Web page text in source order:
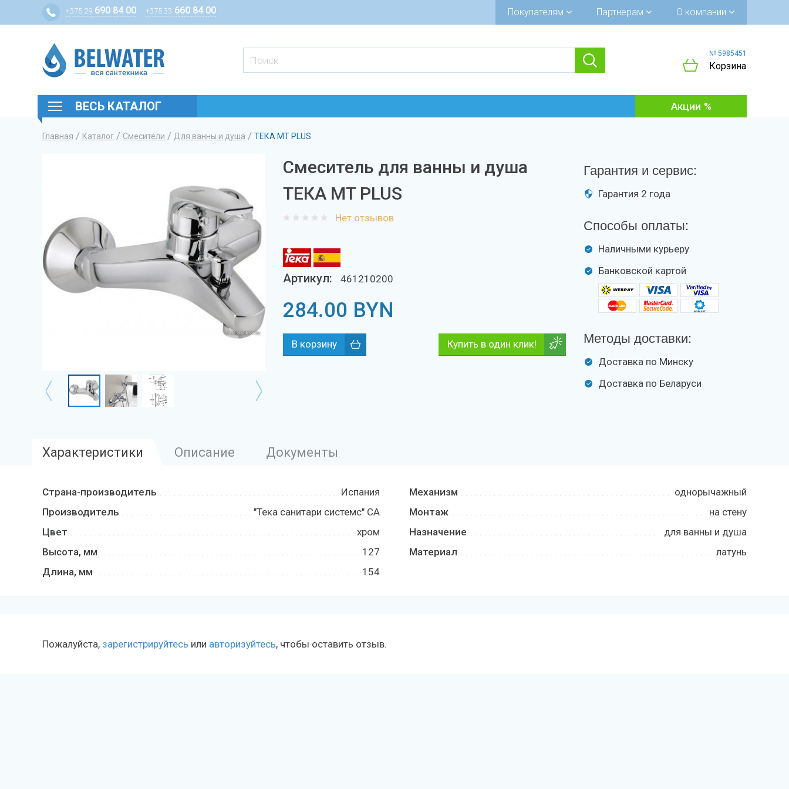
+375 29 690 84 00 +375 33 660 84 00 Покупателям Партнерам О компании
№ 5985451
Корзина
ВЕСЬ КАТАЛОГ Акции
Вы здесь
Главная / Каталог / Смесители / Для ванны и душа / ТЕКА MT PLUS
Смеситель для ванны и душа
ТЕКА MT PLUS
Нет отзывов
Артикул: 461210200
284.00 BYN
Купить в один клик!
Гарантия и сервис:
Гарантия 2 года
Способы оплаты:
Наличными курьеру
Банковской картой
Методы доставки:
Доставка по Минску
Доставка по Беларуси
Характеристики Описание Документы
Страна-производитель
Испания
Производитель
"Тека санитари системс" СА
Цвет
хром
Высота, мм
127
Длина, мм
154
Механизм
однорычажный
Монтаж
на стену
Назначение
для ванны и душа
Материал
латунь
Пожалуйста, зарегистрируйтесь или авторизуйтесь, чтобы оставить отзыв.